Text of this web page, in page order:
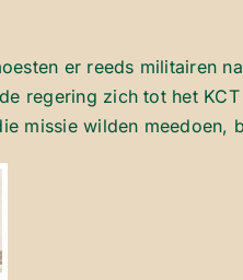
er reeds militairen
regering zich tot het
missie wilden meedoen,